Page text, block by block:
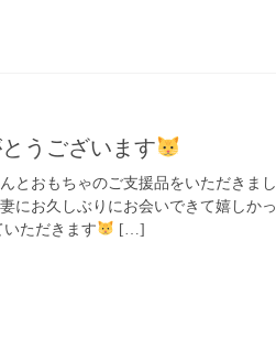
うございます
とおもちゃのご支援品をいただきま
にお久しぶりにお会いできて嬉しか
ただきます
[…]